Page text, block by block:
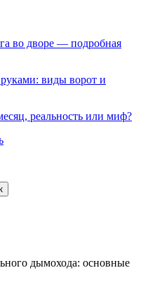
во дворе — подробная
виды ворот и
реальность или миф?
дымохода: основные